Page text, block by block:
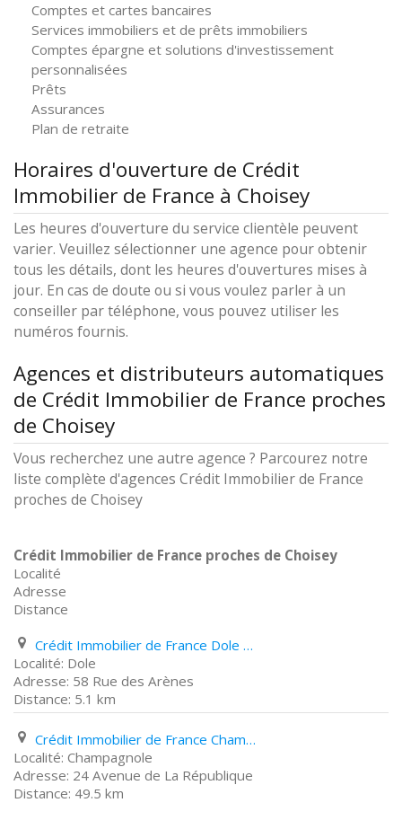
Comptes et cartes bancaires
Services immobiliers et de prêts immobiliers
Comptes épargne et solutions d'investissement
personnalisées
Prêts
Assurances
Plan de retraite
Horaires d'ouverture de Crédit
Immobilier de France à Choisey
Les heures d'ouverture du service clientèle peuvent
varier. Veuillez sélectionner une agence pour obtenir
tous les détails, dont les heures d'ouvertures mises à
jour. En cas de doute ou si vous voulez parler à un
conseiller par téléphone, vous pouvez utiliser les
numéros fournis.
Agences et distributeurs automatiques
de Crédit Immobilier de France proches
de Choisey
Vous recherchez une autre agence ? Parcourez notre
liste complète d'agences Crédit Immobilier de France
proches de Choisey
Crédit Immobilier de France proches de Choisey
Localité
Adresse
Distance
Crédit Immobilier de France Dole 58 Rue des Arènes
Dole
58 Rue des Arènes
5.1 km
Crédit Immobilier de France Champagnole 24 Avenue de La République
Champagnole
24 Avenue de La République
49.5 km